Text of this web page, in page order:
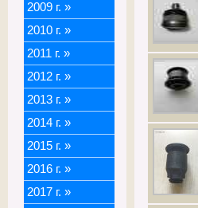
2009 г. »
2010 г. »
2011 г. »
2012 г. »
2013 г. »
2014 г. »
2015 г. »
2016 г. »
2017 г. »